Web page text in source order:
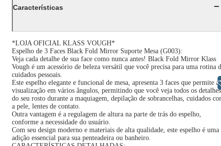
Características
*LOJA OFICIAL KLASS VOUGH*
Espelho de 3 Faces Black Fold Mirror Suporte Mesa (G003):
Veja cada detalhe de sua face como nunca antes! Black Fold Mirror Klass
Vough é um acessório de beleza versátil que você precisa para uma rotina
cuidados pessoais.
Este espelho elegante e funcional de mesa, apresenta 3 faces que permite a
visualização em vários ângulos, permitindo que você veja todos os detalhes
do seu rosto durante a maquiagem, depilação de sobrancelhas, cuidados
a pele, lentes de contato.
Outra vantagem é a regulagem de altura na parte de trás do espelho,
conforme a necessidade do usuário.
Com seu design moderno e materiais de alta qualidade, este espelho é uma
adição essencial para sua penteadeira ou banheiro.
Libras